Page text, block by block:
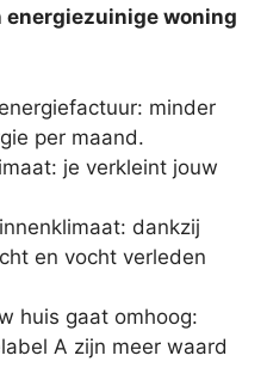
energiezuinige woning
minder
per maand.
je verkleint jouw
dankzij
en vocht verleden
huis gaat omhoog:
A zijn meer waard